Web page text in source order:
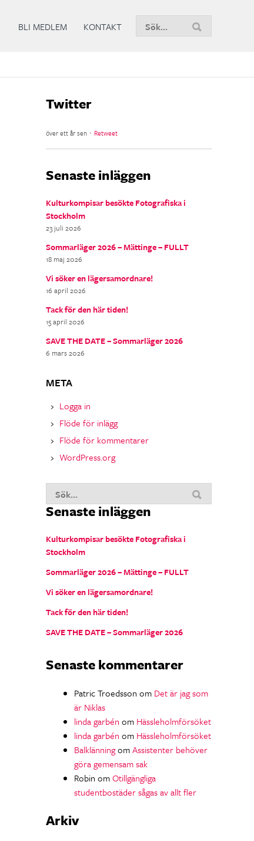
BLI MEDLEM KONTAKT
Sök
Twitter
över ett år sen ･ Retweet
Senaste inläggen
Kulturkompisar besökte Fotografiska i
Stockholm
23 juli 2026
Sommarläger 2026 – Mättinge – FULLT
18 maj 2026
Vi söker en lägersamordnare!
16 april 2026
Tack för den här tiden!
15 april 2026
SAVE THE DATE – Sommarläger 2026
6 mars 2026
META
Logga in
Flöde för inlägg
Flöde för kommentarer
WordPress.org
Sök
Senaste inläggen
Kulturkompisar besökte Fotografiska i
Stockholm
Sommarläger 2026 – Mättinge – FULLT
Vi söker en lägersamordnare!
Tack för den här tiden!
SAVE THE DATE – Sommarläger 2026
Senaste kommentarer
Patric Troedsson om Det är jag som
är Niklas
linda garbén om Hässleholmförsöket
linda garbén om Hässleholmförsöket
BalklänningomAssistenter behöver
göra gemensam sak
Robin omOtillgängliga
studentbostäder sågas av allt fler
Arkiv